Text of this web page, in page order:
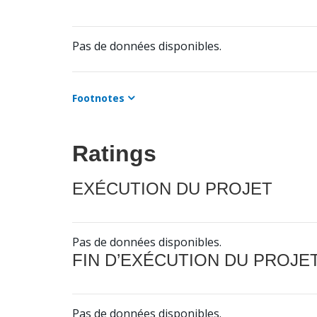
Pas de données disponibles.
Footnotes
Ratings
EXÉCUTION DU PROJET
Pas de données disponibles.
FIN D’EXÉCUTION DU
Pas de données disponibles.